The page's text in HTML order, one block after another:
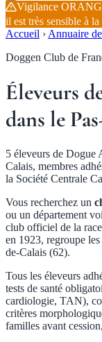
Vigilance
il est très sensible à la
Accueil › Annuaire
Doggen Club de
Éleveurs
dans le
5 éleveurs de Dogue
Calais, membres
la Société Centrale
Vous recherchez un
ou un département
club officiel de la
en 1923, regroupe
de-Calais (62).
Tous les éleveurs
tests de santé
cardiologie, TAN),
critères
familles avant